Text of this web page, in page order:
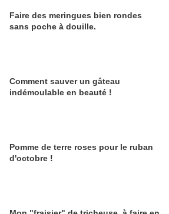
Faire des meringues bien rondes
sans poche à douille.
Comment sauver un gâteau
indémoulable en beauté !
Pomme de terre roses pour le ruban
d'octobre !